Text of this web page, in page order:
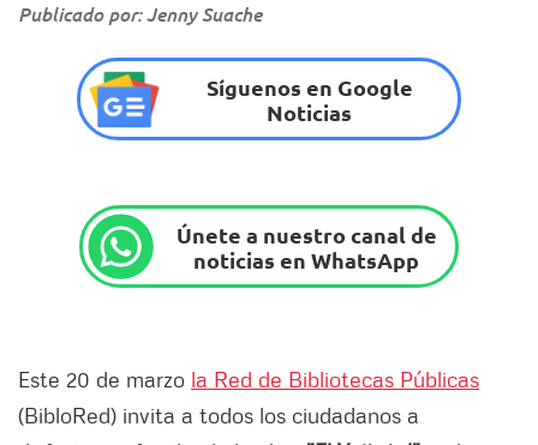
Publicado por: Jenny Suache
Síguenos en Google
Noticias
Únete a nuestro canal de
noticias en WhatsApp
Este 20 de marzo la Red de Bibliotecas Públicas
(BibloRed) invita a todos los ciudadanos a